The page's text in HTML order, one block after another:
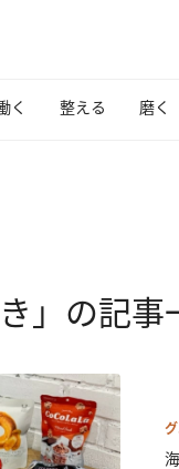
く 整える 磨く
」の記事